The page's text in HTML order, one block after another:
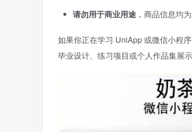
请勿用于商业用途 ，商品信息均
如果你正在学习 UniApp 或微信小程
毕业设计、练习项目或个人作品集展示